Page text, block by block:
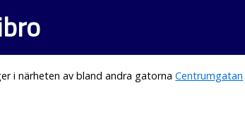
i närheten av bland andra gatornaCentrumgatan